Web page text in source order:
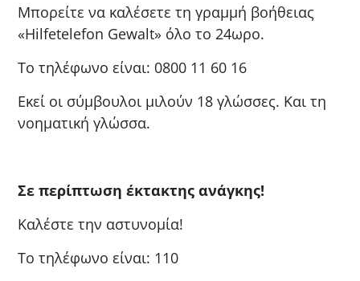
Μπορείτε να καλέσετε τη γραμμή βοήθειας
«Hilfetelefon Gewalt» όλο το 24ωρο.
Το τηλέφωνο είναι: 0800 11 60 16
Εκεί οι σύμβουλοι μιλούν 18 γλώσσες. Και τη
νοηματική γλώσσα.
Σε περίπτωση έκτακτης ανάγκης!
Καλέστε την αστυνομία!
Το τηλέφωνο είναι: 110